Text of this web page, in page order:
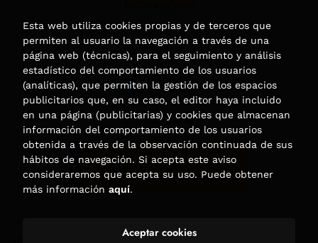
Esta web utiliza cookies propias y de terceros que
permiten al usuario la navegación a través de una
página web (técnicas), para el seguimiento y análisis
estadístico del comportamiento de los usuarios
(analíticas), que permiten la gestión de los espacios
publicitarios que, en su caso, el editor haya incluido
en una página (publicitarias) y cookies que almacenan
información del comportamiento de los usuarios
obtenida a través de la observación continuada de sus
hábitos de navegación. Si acepta este aviso
consideraremos que acepta su uso. Puede obtener
más información aquí.
Aceptar cookies